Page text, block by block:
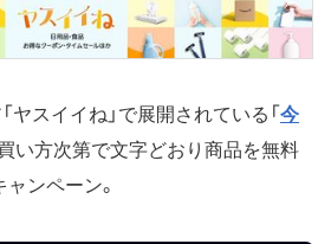
ヤスイイね」で展開されている「 今
買い方次第で文字どおり商品を無料
ンペーン。